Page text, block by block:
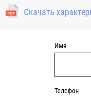
Скачать
Имя
Телефон